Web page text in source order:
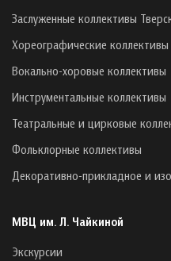
Заслуженные коллективы
Хореографические коллективы
Вокально-хоровые коллективы
Инструментальные коллективы
Театральные и цирковые
Фольклорные коллективы
Декоративно-прикладное и
МВЦ им. Л. Чайкиной
Экскурсии